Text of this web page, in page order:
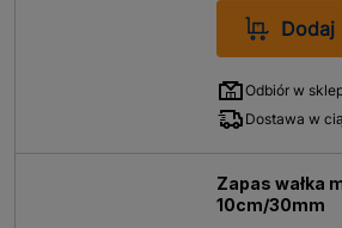
Dodaj
Odbiór w
Dostawa w
Zapas wałka
10cm/30mm